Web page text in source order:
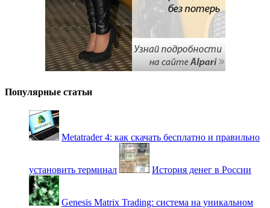
Популярные статьи
Metatrader 4: как скачать бесплатно и правильно
установить терминал История денег в России
Genesis Matrix Trading: система на уникальном